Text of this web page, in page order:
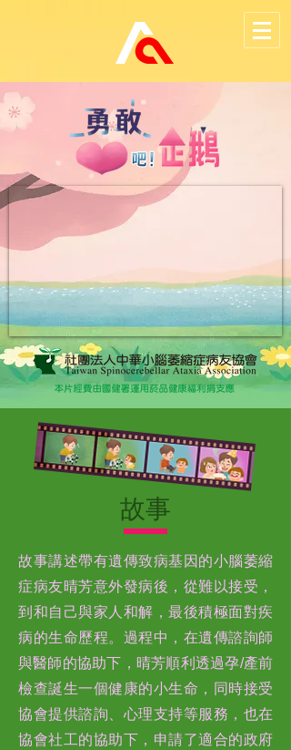
故事
故事講述帶有遺傳致病基因的小腦萎縮
症病友晴芳意外發病後，從難以接受，
到和自己與家人和解，最後積極面對疾
病的生命歷程。過程中，在遺傳諮詢師
與醫師的協助下，晴芳順利透過孕/產前
檢查誕生一個健康的小生命，同時接受
協會提供諮詢、心理支持等服務，也在
協會社工的協助下，申請了適合的政府